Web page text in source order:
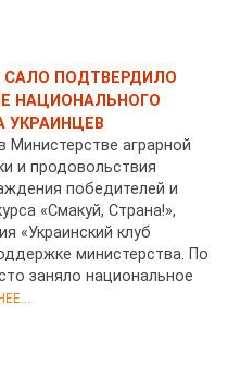
САЛО ПОДТВЕРДИЛО
НАЦИОНАЛЬНОГО
УКРАИНЦЕВ
Министерстве аграрной
и продовольствия
победителей и
«Смакуй, Страна!»,
«Украинский клуб
министерства. По
заняло национальное